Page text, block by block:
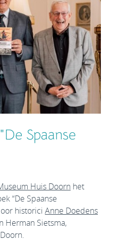
Spaanse
Huis Doorn het
“De Spaanse
historici Anne Doedens
Herman Sietsma,